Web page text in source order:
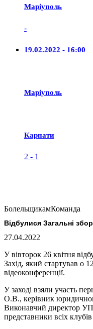
Маріуполь
-
19.02.2022 - 16:00
Маріуполь
Карпати
2 - 1
БолельщикамКоманда
Відбулися Загальні
27.04.2022
У вівторок 26 квітня
Захід, який стартував о
відеоконференції.
У заході взяли участь
О.В., керівник
Виконавчий директор
представники всіх